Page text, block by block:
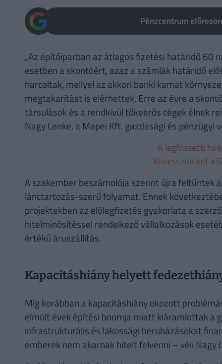
Pénzcentrum
„Az építőiparban az átlagos fizetési határidő 60
esetben a skontóért, azaz a számlák határidő
harcoltak, mellyel az akkori banki kamat
megtakarítást is elérhettek. Erre az évre a
társulások és a rendkívül tőkeerős cégek élnek
Nagy Lenke, a Mapei Kft. gazdasági és pénzügyi
A legfrissebb
Kövess minket a
A szakember beszámolója szerint újra feltűntek
lánctartozás-szerű folyamat. Ennek
projektekben az előlegfizetés gyakorlata a
hitelminősítéssel rendelkező vállalkozások
értékű áruszállítás.
Kapacitáshiány helyett
Míg korábban a kapacitáshiány okozott
elmúlt évek építési boomja miatt kiáramlottak a
infrastrukturális és lakossági beruházásokat
emberek nem akarnak hitelt felvenni – véli Nagy